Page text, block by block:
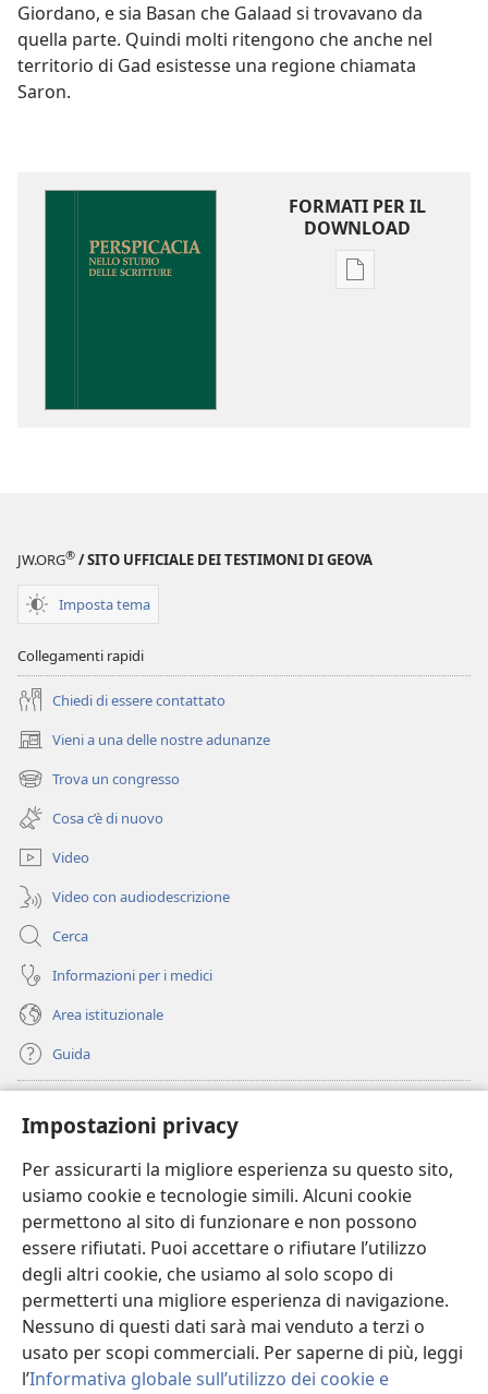
Impostazioni privacy
Per assicurarti la migliore esperienza su questo sito,
usiamo cookie e tecnologie simili. Alcuni cookie
permettono al sito di funzionare e non possono
essere rifiutati. Puoi accettare o rifiutare l’utilizzo
degli altri cookie, che usiamo al solo scopo di
permetterti una migliore esperienza di navigazione.
Nessuno di questi dati sarà mai venduto a terzi o
usato per scopi commerciali. Per saperne di più, leggi
l’Informativa globale sull’utilizzo dei cookie e
Giordano, e sia Basan che Galaad si trovavano da
quella parte. Quindi molti ritengono che anche nel
territorio di Gad esistesse una regione chiamata
Saron.
FORMATI PER IL
DOWNLOAD
Opzioni
JW.ORG® / SITO UFFICIALE DEI TESTIMONI DI GEOVA
Imposta tema
Collegamenti rapidi
Chiedi di essere contattato
Vieni a una delle nostre adunanze
(apre
una
nuova
finestra)
Trova un congresso
(apre
una
nuova
finestra)
Cosa c’è di nuovo
Video
Video con audiodescrizione
Cerca
Informazioni per i medici
Area istituzionale
Guida
(apre
una
nuova
finestra)
BIBLIOTECA ONLINE Watchtower
(apre
una
nuova
finestra)
JW Hub
(apre
una
nuova
finestra)
JW Library
Watchtower Library®